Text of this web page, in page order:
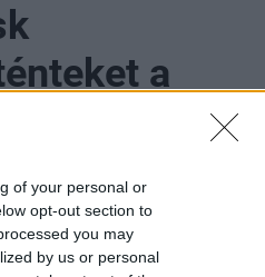
of your personal or
opt-out section to
you may
by us or personal
a
írt, hogy megbánta